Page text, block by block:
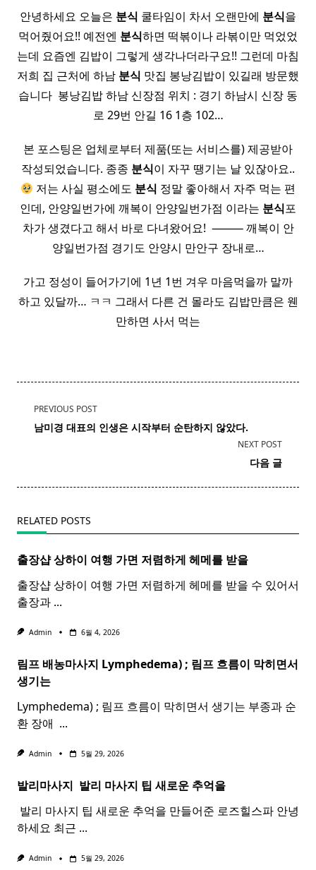
안녕하세요 오늘은 분식 쿨타임이 차서 오랜만에 분식을
먹어줬어요!! 예전엔 분식하면 떡볶이나 라볶이만 먹었었
는데 요즘엔 김밥이 그렇게 생각나더라구요!! 그런데 마침
저희 집 근처에 하남 분식 맛집 봉낭김밥이 있길래 방문했
습니다 ​ 봉낭김밥 하남 신장점 위치 : 경기 하남시 신장 동
로 29번 안길 16 1층 102…
본 포스팅은 업체로부터 제품(또는 서비스를) 제공받아
작성되었습니다. 종종 분식이 자꾸 땡기는 날 있잖아요..
저는 사실 평소에도 분식 정말 좋아해서 자주 먹는 편
인데, 안양일번가에 깨복이 안양일번가점 이라는 분식포
차가 생겼다고 해서 바로 다녀왔어요! ​ ⸻ 깨복이 안
양일번가점 경기도 안양시 만안구 장내로…
가고 정성이 들어가기에 1년 1번 겨우 마음먹을까 말까
하고 있달까… ㅋㅋ 그래서 다른 건 몰라도 김밥만큼은 웬
만하면 사서 먹는
<span
class="nav-
text">Page</span>
PREVIOUS POST
남미경 대표의 인생은 시작부터 순탄하지 않았다.
NEXT POST
다음 글
RELATED POSTS
출장샵 상하이 여행 가면 저렴하게 헤메를 받을
출장샵 상하이 여행 가면 저렴하게 헤메를 받을 수 있어서
출장과 ...
Admin 6월 4, 2026
림프 배농마사지 Lymphedema) ; 림프 흐름이 막히면서
생기는
Lymphedema) ; 림프 흐름이 막히면서 생기는 부종과 순
환 장애 ​ ...
Admin 5월 29, 2026
발리마사지 ​ 발리 마사지 팁 새로운 추억을
​ 발리 마사지 팁 새로운 추억을 만들어준 로즈힐스파 안녕
하세요 최근 ...
Admin 5월 29, 2026